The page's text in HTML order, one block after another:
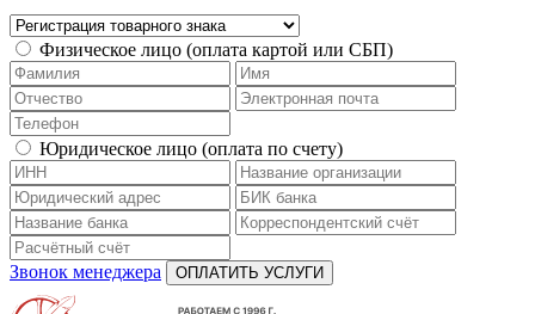
Физическое лицо (оплата картой или СБП)
Юридическое лицо (оплата по счету)
Звонок менеджера ОПЛАТИТЬ УСЛУГИ